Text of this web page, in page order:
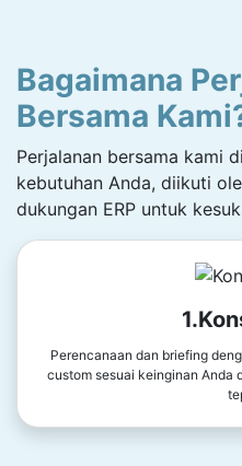
Bagaimana
Bersama
Perjalanan bersama kami
kebutuhan Anda, diikuti
dukungan ERP untuk
Perencanaan dan briefing
custom sesuai keinginan Anda